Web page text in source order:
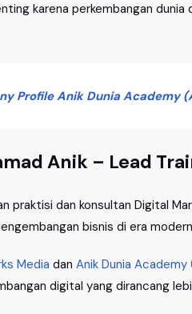
karena perkembangan
Profile Anik Dunia Academy
Anik – Lead
praktisi dan konsultan Digital
bisnis di era
Media dan Anik Dunia Academy
digital yang dirancang